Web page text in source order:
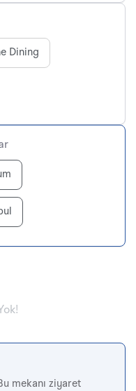
Dining
mekanı ziyaret